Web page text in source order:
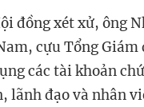
đồng xét xử, ông
cựu TổngGiám
các tài khoản
lãnh đạo và nhân